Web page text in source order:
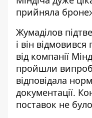
прийняла
Жумаділов
і він
від компанії
пройшли
відповідала
документації.
поставок не